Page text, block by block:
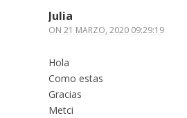
Julia
ON 21 MARZO, 2020 09:29:19
Hola
Como estas
Gracias
Metci